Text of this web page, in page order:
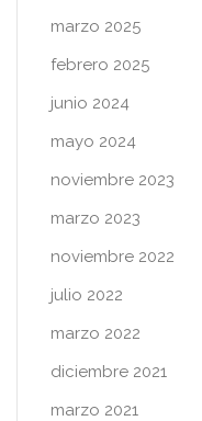
marzo 2025
febrero 2025
junio 2024
mayo 2024
noviembre 2023
marzo 2023
noviembre 2022
julio 2022
marzo 2022
diciembre 2021
marzo 2021